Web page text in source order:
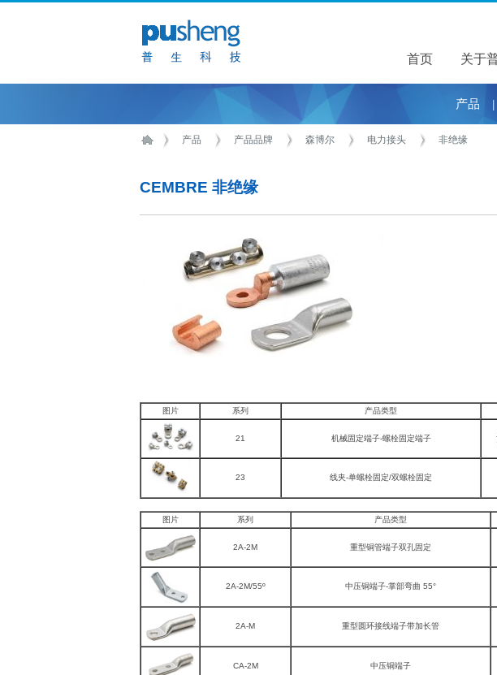
首页 关于
关于
产品
产品 产品品牌 森博尔 电力接头 非绝缘
CEMBRE 非绝缘
图片 系列 产品类型
21 机械固定端子-螺栓固定端子
23 线夹-单螺栓固定/双螺栓固定
图片 系列 产品类型
2A-2M 重型铜管端子双孔固定
2A-2M/55º 中压铜端子-掌部弯曲 55°
2A-M 重型圆环接线端子带加长管
CA-2M 中压铜端子